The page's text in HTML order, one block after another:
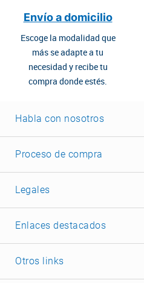
Envío a domicilio
Escoge la modalidad que
más se adapte a tu
necesidad y recibe tu
compra donde estés.
Habla con nosotros
Proceso de compra
Legales
Enlaces destacados
Otros links